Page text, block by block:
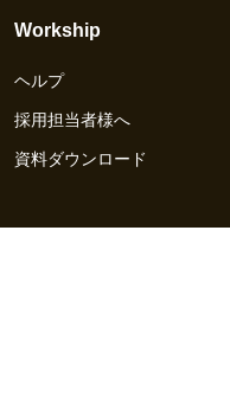
Workship
ヘルプ
採用担当者様へ
資料ダウンロード